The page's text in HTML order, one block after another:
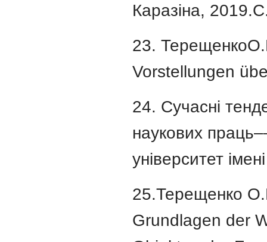
Каразіна,
23.
Vorstellungen
24. Сучасні
наукових
університет
25.Терещенко
Grundlagen der